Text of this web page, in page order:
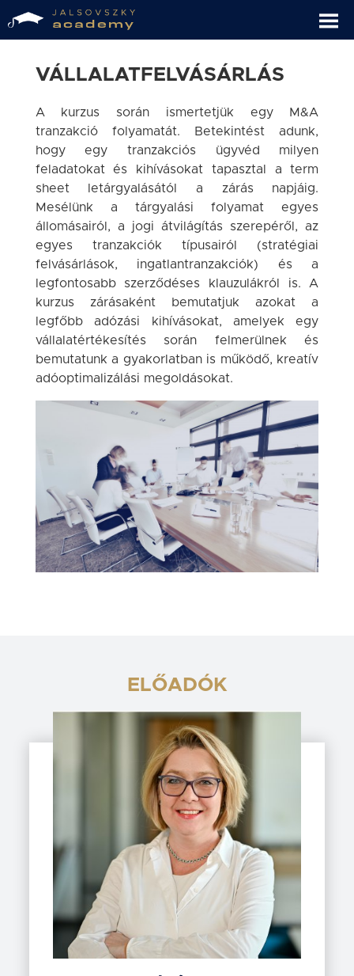
VÁLLALATFELVÁSÁRLÁS
A kurzus során ismertetjük egy M&A
tranzakció folyamatát. Betekintést adunk,
hogy egy tranzakciós ügyvéd milyen
feladatokat és kihívásokat tapasztal a term
sheet letárgyalásától a zárás napjáig.
Mesélünk a tárgyalási folyamat egyes
állomásairól, a jogi átvilágítás szerepéről, az
egyes tranzakciók típusairól (stratégiai
felvásárlások, ingatlantranzakciók) és a
legfontosabb szerződéses klauzulákról is. A
kurzus zárásaként bemutatjuk azokat a
legfőbb adózási kihívásokat, amelyek egy
vállalatértékesítés során felmerülnek és
bemutatunk a gyakorlatban is működő, kreatív
adóoptimalizálási megoldásokat.
ELŐADÓK